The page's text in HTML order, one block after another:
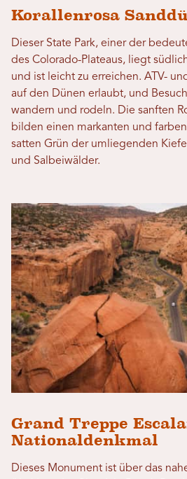
Korallenrosa
Dieser State Park, einer der
des Colorado-Plateaus, liegt
und ist leicht zu erreichen. ATV-
auf den Dünen erlaubt, und
wandern und rodeln. Die sanften
bilden einen markanten und
satten Grün der umliegenden
und Salbeiwälder.
Grand Treppe
Nationaldenkmal
Dieses Monument ist über das